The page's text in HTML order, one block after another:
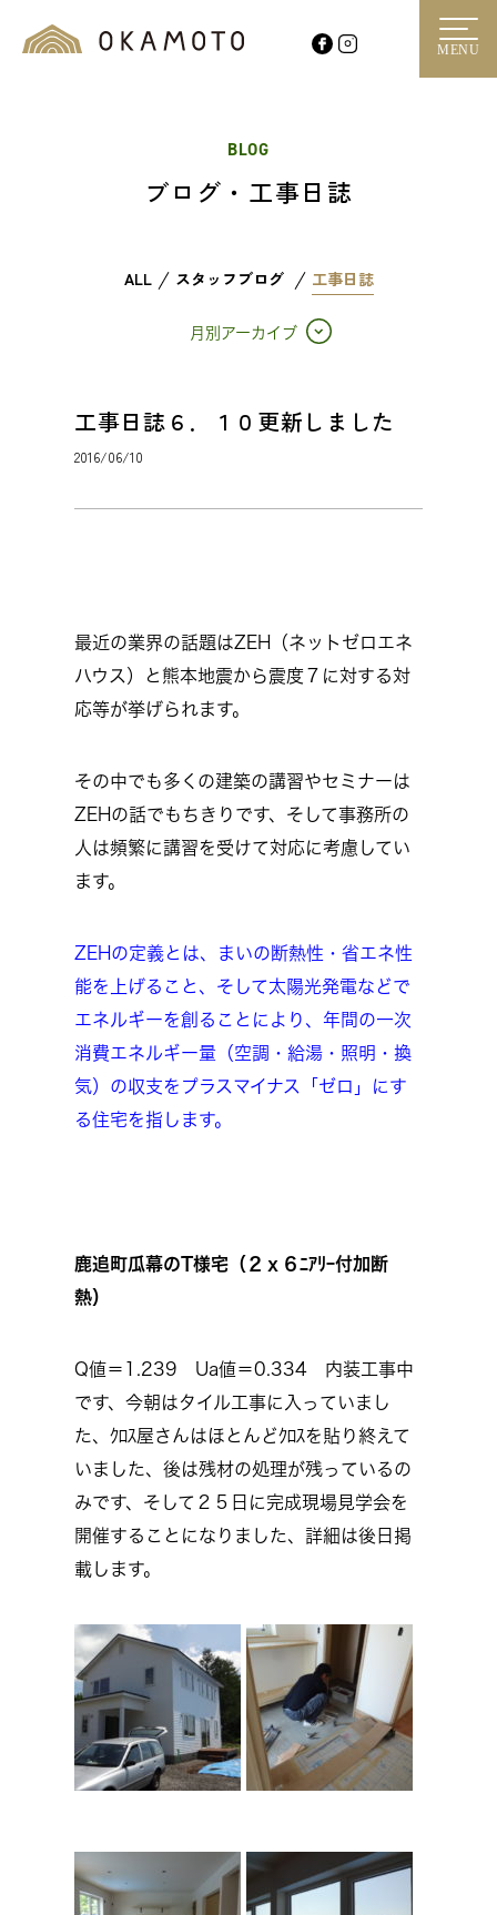
MENU
BLOG
ブログ・工事日誌
ALL スタッフブログ 工事日誌
月別アーカイブ
工事日誌６．１０更新しました
2016/06/10
最近の業界の話題はZEH（ネットゼロエネ
ハウス）と熊本地震から震度７に対する対
応等が挙げられます。
その中でも多くの建築の講習やセミナーは
ZEHの話でもちきりです、そして事務所の
人は頻繁に講習を受けて対応に考慮してい
ます。
ZEHの定義とは、まいの断熱性・省エネ性
能を上げること、そして太陽光発電などで
エネルギーを創ることにより、年間の一次
消費エネルギー量（空調・給湯・照明・換
気）の収支をプラスマイナス「ゼロ」にす
る住宅を指します。
鹿追町瓜幕のT様宅（２ｘ６ﾆｱﾘｰ付加断
熱）
Q値＝1.239 Ua値＝0.334 内装工事中
です、今朝はタイル工事に入っていまし
た、ｸﾛｽ屋さんはほとんどｸﾛｽを貼り終えて
いました、後は残材の処理が残っているの
みです、そして２５日に完成現場見学会を
開催することになりました、詳細は後日掲
載します。